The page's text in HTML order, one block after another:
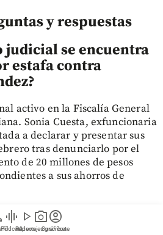
graphic_eq
Pódcast
play_arrow
Videos
photo_camera
Reportajes gráficos
account_circle
Suscríbete
y respuestas
judicial se encuentra
estafa contra
activo en la Fiscalía General
Sonia Cuesta, exfuncionaria
a declarar y presentar sus
tras denunciarlo por el
de 20 millones de pesos
a sus ahorros de
Hernández el